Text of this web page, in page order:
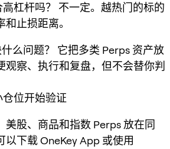
杠杆吗？
不一定。越热门的标的
止损距离。
么问题？
它把多类 Perps 资产放
观察、执行和复盘，但不会替你判
仓位开始验证
美股、商品和指数 Perps 放在同
以下载 OneKey App 或使用